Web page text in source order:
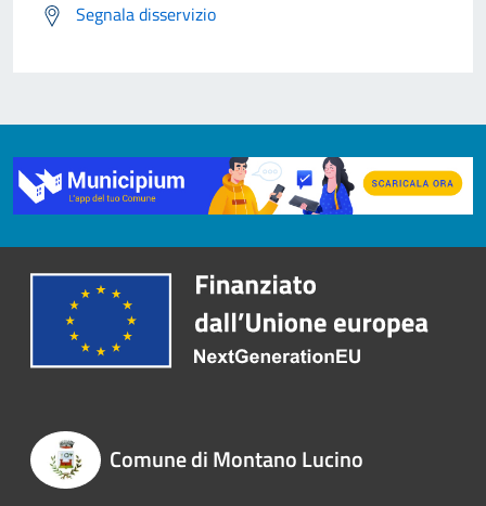
Segnala disservizio
Comune di Montano Lucino